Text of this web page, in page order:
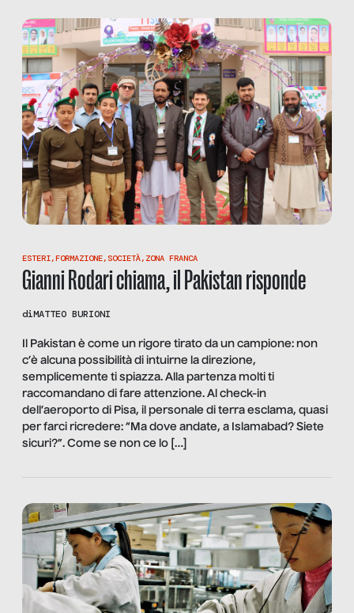
ESTERI,FORMAZIONE, SOCIETÀ, ZONA FRANCA
Gianni Rodari chiama, il Pakistan risponde
diMATTEO BURIONI
Il Pakistan è come un rigore tirato da un campione: non
c’è alcuna possibilità di intuirne la direzione,
semplicemente ti spiazza. Alla partenza molti ti
raccomandano di fare attenzione. Al check-in
dell’aeroporto di Pisa, il personale di terra esclama, quasi
per farci ricredere: “Ma dove andate, a Islamabad? Siete
sicuri?”. Come se non ce lo […]